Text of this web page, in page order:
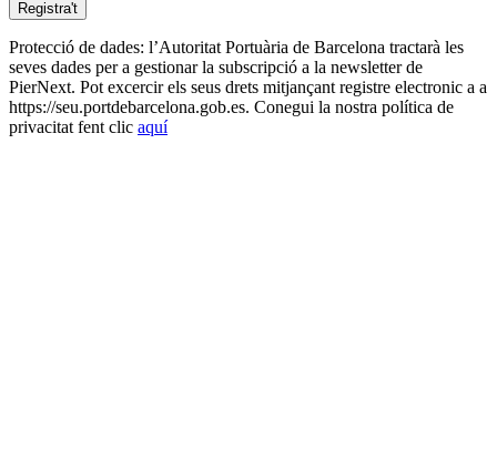
Protecció de dades: l’Autoritat Portuària de Barcelona tractarà les
seves dades per a gestionar la subscripció a la newsletter de
PierNext. Pot excercir els seus drets mitjançant registre electronic a a
https://seu.portdebarcelona.gob.es. Conegui la nostra política de
privacitat fent clic aquí